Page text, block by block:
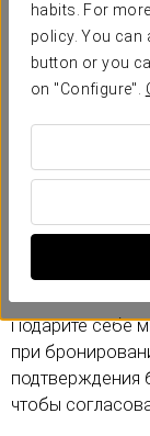
habits. For
policy. You can
button or you
on "Configure".
€ 70
Массаж
Снимите
таза после дня
Мы сочетаем
мышечного
Подарите себе
при
подтверждения
чтобы